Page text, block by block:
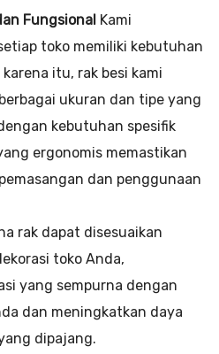
Fungsional Kami
toko memiliki kebutuhan
itu, rak besi kami
ukuran dan tipe yang
kebutuhan spesifik
ergonomis memastikan
dan penggunaan
rak dapat disesuaikan
toko Anda,
yang sempurna dengan
dan meningkatkan daya
dipajang.